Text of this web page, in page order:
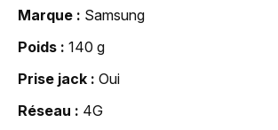
Marque
Samsung
Poids
140 g
Prise jack
Oui
Réseau
4G